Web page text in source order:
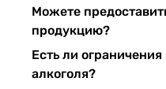
Можете
продукцию?
Есть ли
алкоголя?